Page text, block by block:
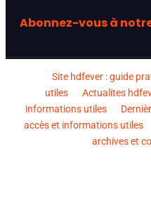
Abonnez-vous à
Site hdfever : guide
utiles
Actualites
informations utiles
accès et informations utiles
archives et